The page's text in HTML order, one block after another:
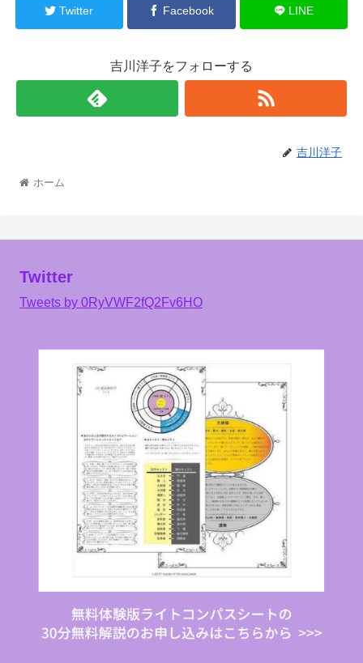
Twitter Facebook LINE
吉川洋子をフォローする
吉川洋子
ホーム
Twitter
Tweets by 0RyVWF2fQ2Fv6HO